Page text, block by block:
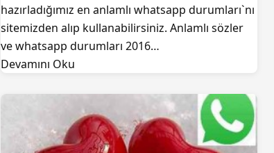
hazırladığımız en anlamlı whatsapp durumları`nı
sitemizden alıp kullanabilirsiniz. Anlamlı sözler
ve whatsapp durumları 2016…
Devamını Oku